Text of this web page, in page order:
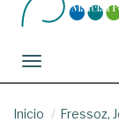
Toggle
Inicio Fressoz,